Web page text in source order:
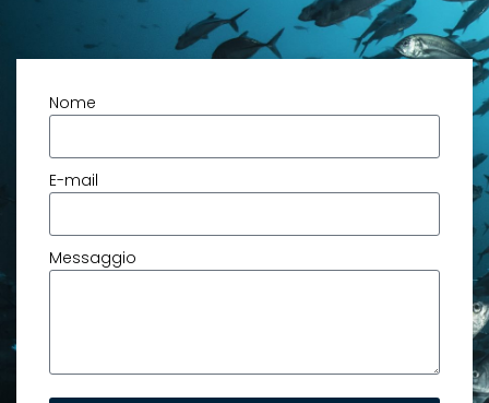
Nome
E-mail
Messaggio